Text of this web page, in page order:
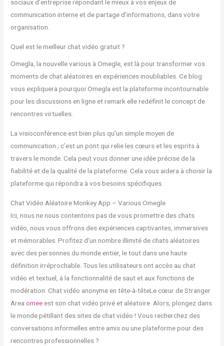
sociaux d’entreprise répondant le mieux à vos enjeux de
communication interne et de partage d’informations, dans votre
organisation.
Quel est le meilleur chat vidéo gratuit ?
Omegla, la nouvelle various à Omegle, est là pour transformer vos
moments de chat aléatoires en expériences inoubliables. Ce blog
vous expliquera pourquoi Omegla est la plateforme incontournable
pour les discussions en ligne et remark elle redéfinit le concept de
rencontres virtuelles.
La visioconférence est bien plus qu’un simple moyen de
communication ; c’est un pont qui relie les cœurs et les esprits à
travers le monde. Cela peut vous donner une idée précise de la
fiabilité et de la qualité de la plateforme. Cela vous aidera à choisir la
plateforme qui répondra à vos besoins spécifiques.
Chat Vidéo Aléatoire Monkey App – Various Omegle
Ici, nous ne nous contentons pas de vous promettre des chats
vidéo, nous vous offrons des expériences captivantes, immersives
et mémorables. Profitez d’un nombre illimité de chats aléatoires
avec des personnes du monde entier, le tout dans une haute
définition irréprochable. Tous les utilisateurs ont accès au chat
vidéo et textuel, à la fonctionnalité de saut et aux fonctions de
modération. Chat vidéo anonyme en tête-à-têteLe cœur de Stranger
Areaomee est son chat vidéo privé et aléatoire. Alors, plongez dans
le monde pétillant des sites de chat vidéo ! Vous recherchez des
conversations informelles entre amis ou une plateforme pour des
rencontres professionnelles ?